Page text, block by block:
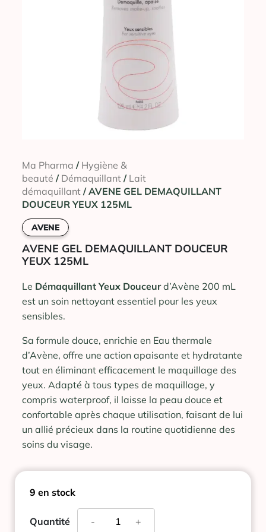
Ma Pharma / Hygiène &
beauté / Démaquillant / Lait
démaquillant / AVENE GEL DEMAQUILLANT
DOUCEUR YEUX 125ML
AVENE
AVENE GEL DEMAQUILLANT DOUCEUR
YEUX 125ML
Le Démaquillant Yeux Douceurd’Avène 200 mL
est un soin nettoyant essentiel pour les yeux
sensibles.
Sa formule douce, enrichie en Eau thermale
d’Avène, offre une action apaisante et hydratante
tout en éliminant efficacement le maquillage des
yeux. Adapté à tous types de maquillage, y
compris waterproof, il laisse la peau douce et
confortable après chaque utilisation, faisant de lui
un allié précieux dans la routine quotidienne des
soins du visage.
9 en stock
Quantité +
quantité
-